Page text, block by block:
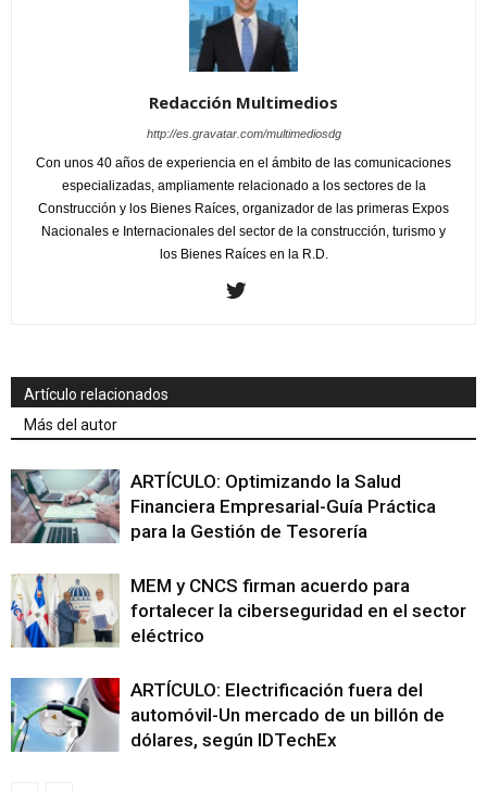
Redacción Multimedios
http://es.gravatar.com/multimediosdg
Con unos 40 años de experiencia en el ámbito de las comunicaciones
especializadas, ampliamente relacionado a los sectores de la
Construcción y los Bienes Raíces, organizador de las primeras Expos
Nacionales e Internacionales del sector de la construcción, turismo y
los Bienes Raíces en la R.D.
Artículo relacionados
Más del autor
ARTÍCULO: Optimizando la Salud
Financiera Empresarial-Guía Práctica
para la Gestión de Tesorería
MEM y CNCS firman acuerdo para
fortalecer la ciberseguridad en el sector
eléctrico
ARTÍCULO: Electrificación fuera del
automóvil-Un mercado de un billón de
dólares, según IDTechEx